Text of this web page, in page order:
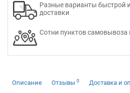
Разные варианты быстрой
доставки
Сотни пунктов самовывоза
Описание Отзывы 0 Доставка и